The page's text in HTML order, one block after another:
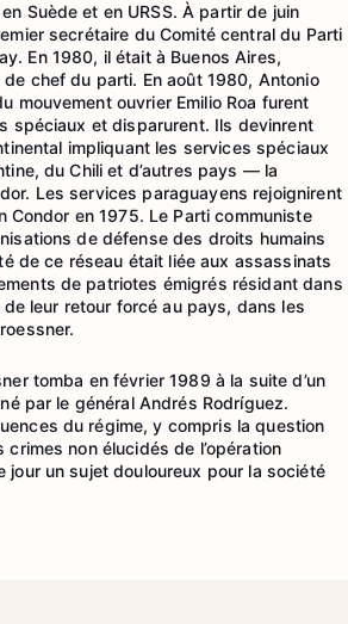
Suède et en URSS. À partir de juin
secrétaire du Comité central du Parti
En 1980, il était à Buenos Aires,
chef du parti. En août 1980, Antonio
mouvement ouvrier Emilio Roa furent
spéciaux et disparurent. Ils devinrent
impliquant les services spéciaux
du Chili et d’autres pays — la
Les services paraguayens rejoignirent
Condor en 1975. Le Parti communiste
de défense des droits humains
de ce réseau était liée aux assassinats
de patriotes émigrés résidant dans
leur retour forcé au pays, dans les
tomba en février 1989 à la suite d’un
par le général Andrés Rodríguez.
du régime, y compris la question
non élucidés de l’opération
jour un sujet douloureux pour la société